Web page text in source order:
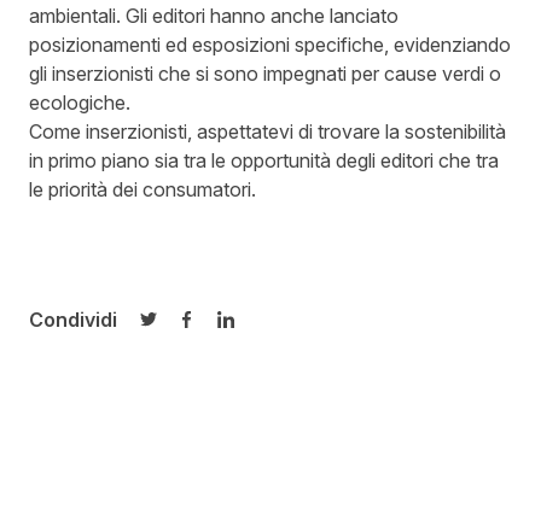
ambientali. Gli editori hanno anche lanciato
posizionamenti ed esposizioni specifiche, evidenziando
gli inserzionisti che si sono impegnati per cause verdi o
ecologiche.
Come inserzionisti, aspettatevi di trovare la sostenibilità
in primo piano sia tra le opportunità degli editori che tra
le priorità dei consumatori.
Condividi
Condividi su Twitter
Condividi su Facebook
Condividi su LinkedIn